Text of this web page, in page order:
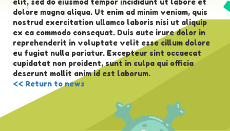
dolore magna aliqua. Ut enim ad minim veniam, quis
nostrud exercitation ullamco laboris nisi ut aliquip
ex ea commodo consequat. Duis aute irure dolor in
reprehenderit in voluptate velit esse cillum dolore
eu fugiat nulla pariatur. Excepteur sint occaecat
cupidatat non proident, sunt in culpa qui officia
deserunt mollit anim id est laborum.
<< Return to news